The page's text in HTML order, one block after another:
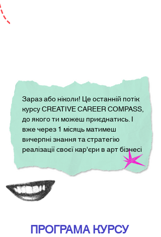
Зараз або ніколи! Це останній потік
курсу CREATIVE CAREER COMPASS,
до якого ти можеш приєднатись. І
вже через 1 місяць матимеш
вичерпні знання та стратегію
реалізації своєї кар'єри в арт бізнесі
ПРОГРАМА КУРСУ